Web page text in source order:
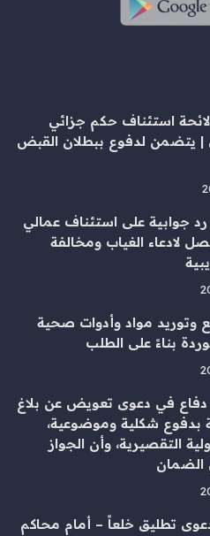
استئناف حكم جزائي
| يتضمن لدفوع ببطلان القبض
جوابية على استئناف عمالي
لادعاء الغياب ومخالفة
وتوريد مواد وأدوات صحية
بناءً على الطلب
في دعوى تعويض عن بلاغ
شكلية وموضوعية،
التقصيرية، وأن الجواز
الضمان
تطليق خلعاً – أمام محاكم